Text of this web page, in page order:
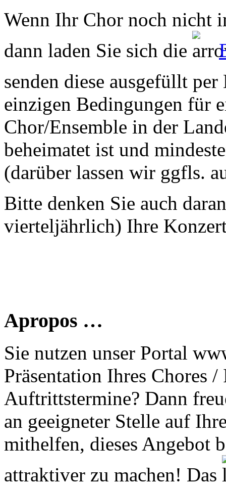
Wenn Ihr Chor noch nicht
dann laden Sie sich die
senden diese ausgefüllt
einzigen Bedingungen für
Chor/Ensemble in der
beheimatet ist und
(darüber lassen wir ggfls.
Bitte denken Sie auch
vierteljährlich) Ihre
Apropos …
Sie nutzen unser Portal
Präsentation Ihres Chores
Auftrittstermine? Dann
an geeigneter Stelle auf
mithelfen, dieses Angebot
attraktiver zu machen! Das